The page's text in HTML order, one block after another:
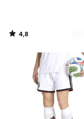
4,8
/